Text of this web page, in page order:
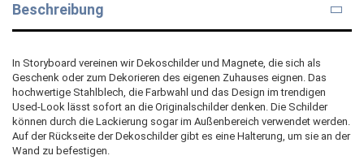
Beschreibung
In Storyboard vereinen wir Dekoschilder und Magnete, die sich als
Geschenk oder zum Dekorieren des eigenen Zuhauses eignen. Das
hochwertige Stahlblech, die Farbwahl und das Design im trendigen
Used-Look lässt sofort an die Originalschilder denken. Die Schilder
können durch die Lackierung sogar im Außenbereich verwendet werden.
Auf der Rückseite der Dekoschilder gibt es eine Halterung, um sie an der
Wand zu befestigen.